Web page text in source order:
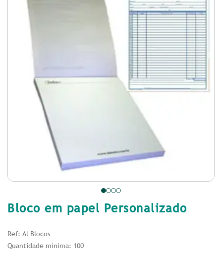
Bloco em papel Personalizado
Ref: Al Blocos
Quantidade mínima: 100